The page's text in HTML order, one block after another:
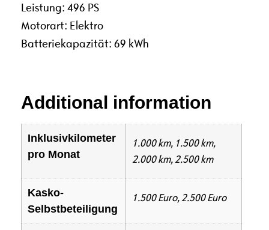
Leistung: 496 PS
Motorart: Elektro
Batteriekapazität: 69 kWh
Additional information
Inklusivkilometer
pro Monat
1.000 km, 1.500 km,
2.000 km, 2.500 km
Kasko-
Selbstbeteiligung
1.500 Euro, 2.500 Euro